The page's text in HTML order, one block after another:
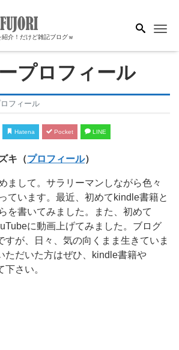
介！だけど雑記ブログｗ
プロフィール
フィール
Hatena Pocket LINE
キ（プロフィール）
まして。サラリーマンしながら色々
ています。最近、初めてkindle書籍と
を書いてみました。また、初めて
に動画上げてみました。ブログ
すが、日々、気の向くまま生きていま
ただいた方はぜひ、kindle書籍や
さい。